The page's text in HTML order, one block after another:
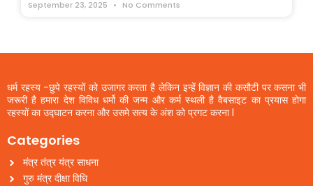
September 23, 2025 No Comments
धर्म रहस्य -छुपे रहस्यों को उजागर करता है लेकिन इन्हें विज्ञान की कसौटी पर कसना भी
जरूरी है हमारा देश विविध धर्मो की जन्म और कर्म स्थली है वैबसाइट का प्रयास होगा
रहस्यों का उद्घाटन करना और उसमे सत्य के अंश को प्रगट करना l
Categories
मंत्र तंत्र यंत्र साधना
गुरु मंत्र दीक्षा विधि